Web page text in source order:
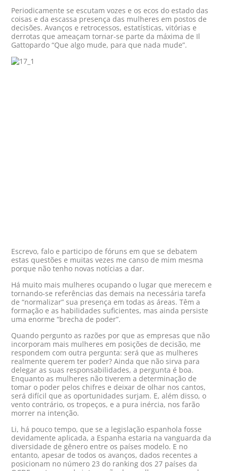
Periodicamente se escutam vozes e os ecos do estado das
coisas e da escassa presença das mulheres em postos de
decisões. Avanços e retrocessos, estatísticas, vitórias e
derrotas que ameaçam tornar-se parte da máxima de Il
Gattopardo “Que algo mude, para que nada mude”.
Escrevo, falo e participo de fóruns em que se debatem
estas questões e muitas vezes me canso de mim mesma
porque não tenho novas notícias a dar.
Há muito mais mulheres ocupando o lugar que merecem e
tornando-se referências das demais na necessária tarefa
de “normalizar” sua presença em todas as áreas. Têm a
formação e as habilidades suficientes, mas ainda persiste
uma enorme “brecha de poder”.
Quando pergunto as razões por que as empresas que não
incorporam mais mulheres em posições de decisão, me
respondem com outra pergunta: será que as mulheres
realmente querem ter poder? Ainda que não sirva para
delegar as suas responsabilidades, a pergunta é boa.
Enquanto as mulheres não tiverem a determinação de
tomar o poder pelos chifres e deixar de olhar nos cantos,
será difícil que as oportunidades surjam. E, além disso, o
vento contrário, os tropeços, e a pura inércia, nos farão
morrer na intenção.
Li, há pouco tempo, que se a legislação espanhola fosse
devidamente aplicada, a Espanha estaria na vanguarda da
diversidade de gênero entre os países modelo. E no
entanto, apesar de todos os avanços, dados recentes a
posicionam no número 23 do ranking dos 27 países da